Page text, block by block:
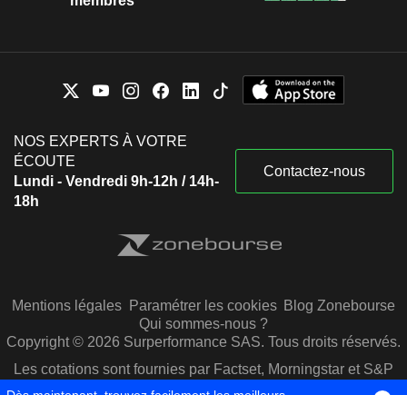
NOS EXPERTS À VOTRE
ÉCOUTE
Lundi - Vendredi 9h-12h / 14h-
18h
Contactez-nous
Mentions légales Paramétrer les cookies Blog Zonebourse
Qui sommes-nous ?
Copyright © 2026 Surperformance SAS. Tous droits réservés.
Les cotations sont fournies par Factset, Morningstar et S&P
Capital IQ